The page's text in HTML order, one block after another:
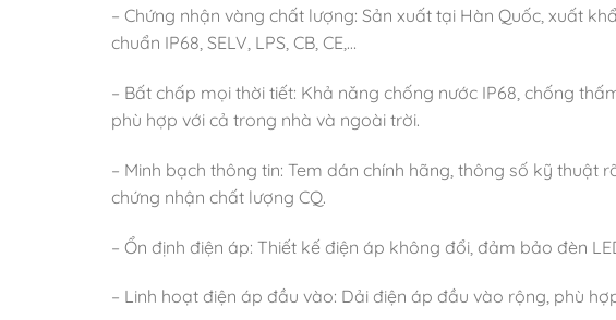
– Chứng nhận vàng chất lượng: Sản xuất tại Hàn Quốc, xuất
chuẩn IP68, SELV, LPS, CB, CE,…
– Bất chấp mọi thời tiết: Khả năng chống nước IP68, chống
phù hợp với cả trong nhà và ngoài trời.
– Minh bạch thông tin: Tem dán chính hãng, thông số kỹ thuật
chứng nhận chất lượng CQ.
– Ổn định điện áp: Thiết kế điện áp không đổi, đảm bảo đèn
– Linh hoạt điện áp đầu vào: Dải điện áp đầu vào rộng, phù